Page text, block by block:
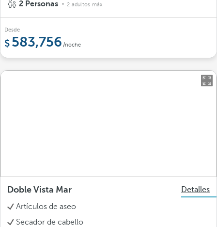
2 Personas 2 adultos máx.
Desde
583,756 /noche
Doble Vista Mar
Detalles
Artículos de aseo
Secador de cabello